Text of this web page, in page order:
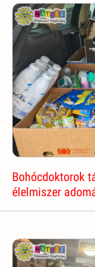
Bohócdoktorok
élelmiszer